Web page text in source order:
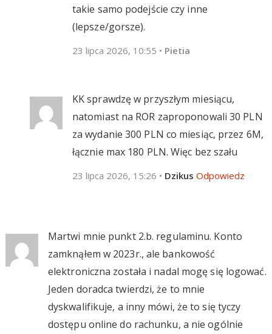
takie samo podejście czy inne
(lepsze/gorsze).
23 lipca 2026, 10:55 • Pietia
KK sprawdzę w przyszłym miesiącu,
natomiast na ROR zaproponowali 30 PLN
za wydanie 300 PLN co miesiąc, przez 6M,
łącznie max 180 PLN. Więc bez szału
23 lipca 2026, 15:26 • Dzikus Odpowiedz
Martwi mnie punkt 2.b. regulaminu. Konto
zamknąłem w 2023r., ale bankowość
elektroniczna została i nadal mogę się logować.
Jeden doradca twierdzi, że to mnie
dyskwalifikuje, a inny mówi, że to się tyczy
dostępu online do rachunku, a nie ogólnie